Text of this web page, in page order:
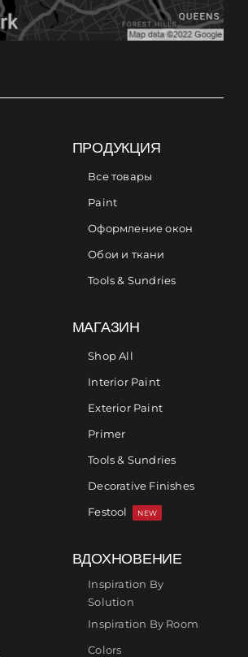
ПРОДУКЦИЯ
Все товары
Paint
Оформление окон
Обои и ткани
Tools & Sundries
МАГАЗИН
Shop All
Interior Paint
Exterior Paint
Primer
Tools & Sundries
Decorative Finishes
Festool
NEW
ВДОХНОВЕНИЕ
Inspiration By
Solution
Inspiration By Room
Colors